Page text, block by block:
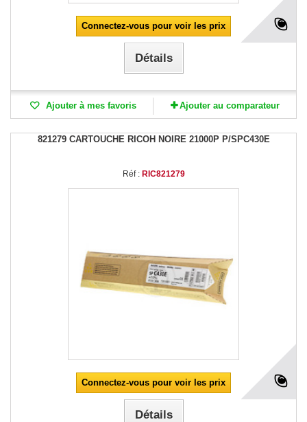
Connectez-vous pour voir les prix
Détails
Ajouter à mes favoris Ajouter au comparateur
821279 CARTOUCHE RICOH NOIRE 21000P P/SPC430E
Réf : RIC821279
Connectez-vous pour voir les prix
Détails